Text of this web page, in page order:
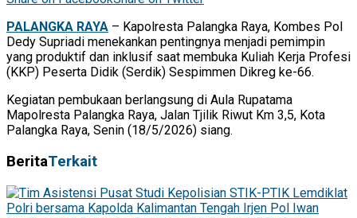
PALANGKA RAYA – Kapolresta Palangka Raya, Kombes Pol
Dedy Supriadi menekankan pentingnya menjadi pemimpin
yang produktif dan inklusif saat membuka Kuliah Kerja Profesi
(KKP) Peserta Didik (Serdik) Sespimmen Dikreg ke-66.
Kegiatan pembukaan berlangsung di Aula Rupatama
Mapolresta Palangka Raya, Jalan Tjilik Riwut Km 3,5, Kota
Palangka Raya, Senin (18/5/2026) siang.
BeritaTerkait